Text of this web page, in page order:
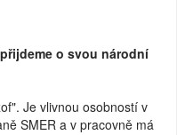
o svou národní
Je vlivnou osobností v
SMER a v pracovně má